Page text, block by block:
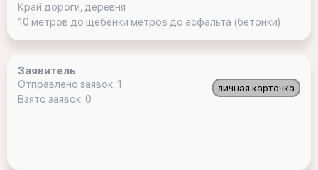
Край дороги, деревня
10 метров до щебенки метров до асфальта (бетонки)
Заявитель
личная карточка
Отправлено заявок: 1
Взято заявок: 0